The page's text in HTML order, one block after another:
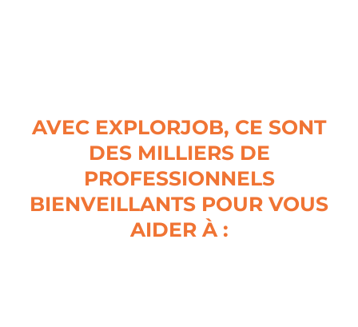
AVEC EXPLORJOB, CE SONT
DES MILLIERS DE
PROFESSIONNELS
BIENVEILLANTS POUR VOUS
AIDER À :